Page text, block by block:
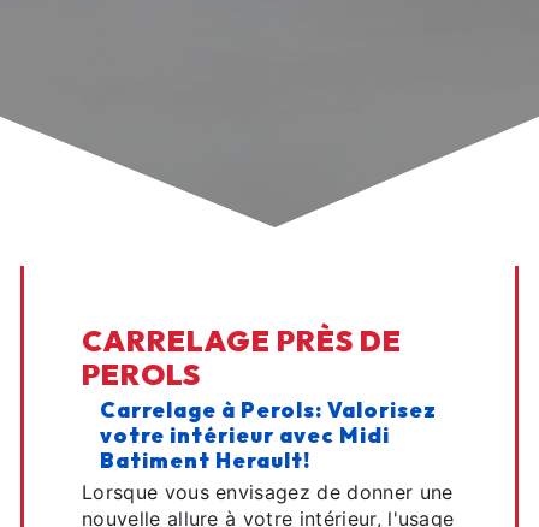
CARRELAGE PRÈS DE
PEROLS
Carrelage à Perols: Valorisez
votre intérieur avec Midi
Batiment Herault!
Lorsque vous envisagez de donner une
nouvelle allure à votre intérieur, l'usage